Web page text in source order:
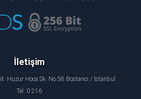
İletişim
Huzur Hoca Sk. No:58 Bostancı / İstanbul
Tel: 0 216